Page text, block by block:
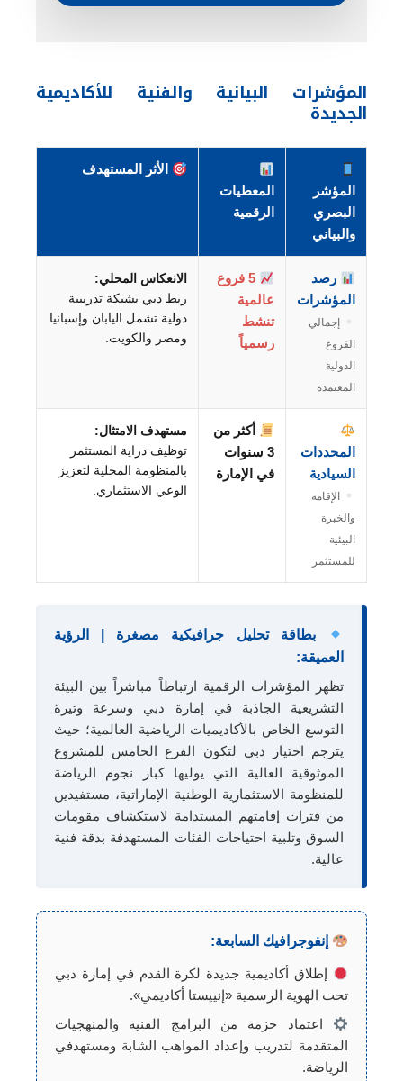
المؤشرات البيانية والفنية للأكاديمية
الجديدة
المؤشر
البصري
والبياني
المعطيات
الرقمية
الأثر المستهدف
رصد
المؤشرات
إجمالي
الفروع
الدولية
المعتمدة
5 فروع
عالمية
تنشط
رسمياً
الانعكاس المحلي:
ربط دبي بشبكة تدريبية
دولية تشمل اليابان وإسبانيا
ومصر والكويت.
المحددات
السيادية
الإقامة
والخبرة
البيئية
للمستثمر
أكثر من
3 سنوات
في الإمارة
مستهدف الامتثال:
توظيف دراية المستثمر
بالمنظومة المحلية لتعزيز
الوعي الاستثماري.
بطاقة تحليل جرافيكية مصغرة | الرؤية
العميقة:
تظهر المؤشرات الرقمية ارتباطاً مباشراً بين البيئة
التشريعية الجاذبة في إمارة دبي وسرعة وتيرة
التوسع الخاص بالأكاديميات الرياضية العالمية؛ حيث
يترجم اختيار دبي لتكون الفرع الخامس للمشروع
الموثوقية العالية التي يوليها كبار نجوم الرياضة
للمنظومة الاستثمارية الوطنية الإماراتية، مستفيدين
من فترات إقامتهم المستدامة لاستكشاف مقومات
السوق وتلبية احتياجات الفئات المستهدفة بدقة فنية
عالية.
إنفوجرافيك السابعة:
إطلاق أكاديمية جديدة لكرة القدم في إمارة دبي
تحت الهوية الرسمية «إنييستا أكاديمي».
اعتماد حزمة من البرامج الفنية والمنهجيات
المتقدمة لتدريب وإعداد المواهب الشابة ومستهدفي
الرياضة.